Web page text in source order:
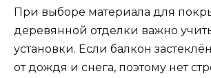
При выборе материала для
деревянной отделки важно
установки. Если балкон
от дождя и снега, поэтому нет